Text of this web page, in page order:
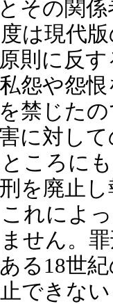
その関係
は現代
則に反
怨や怨
禁じた
に対し
ころに
を廃止
れによ
せん。
る18世
できな